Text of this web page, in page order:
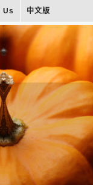
Us 中文版